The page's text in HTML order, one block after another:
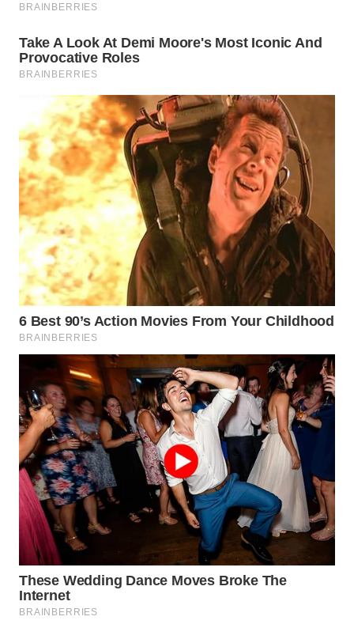
NET
SPORT
WAHANA
UMKM
WAHANA
SELEB
WAHANA
PERSONA
WAHANA
OTOMOTIF
WAHANA
HEALTH
WAHANA
DESA
WISATA
LAPAK
WAHANA
Wahana
Network